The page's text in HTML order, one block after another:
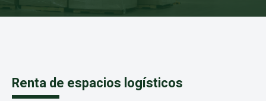
Renta de espacios logísticos